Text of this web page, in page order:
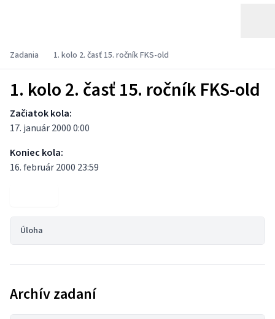
Zadania 1. kolo 2. časť 15. ročník FKS-old
1. kolo 2. časť 15. ročník FKS-old
Začiatok kola:
17. január 2000 0:00
Koniec kola:
16. február 2000 23:59
Úloha
Archív zadaní